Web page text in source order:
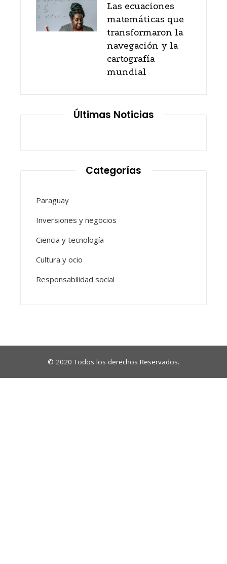
Las ecuaciones
matemáticas que
transformaron la
navegación y la
cartografía
mundial
Últimas Noticias
Categorías
Paraguay
Inversiones y negocios
Ciencia y tecnología
Cultura y ocio
Responsabilidad social
© 2020 Todos los derechos Reservados.